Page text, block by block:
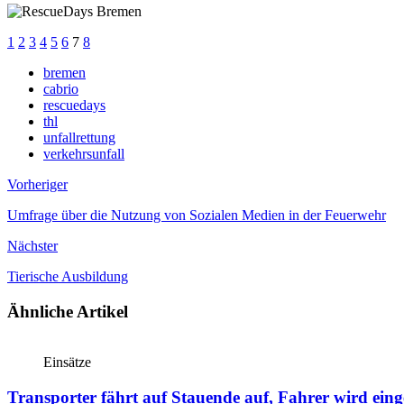
1 2 3 4 5 6 7 8
bremen
cabrio
rescuedays
thl
unfallrettung
verkehrsunfall
Vorheriger
Umfrage über die Nutzung von Sozialen Medien in der Feuerwehr
Nächster
Tierische Ausbildung
Ähnliche Artikel
Einsätze
Transporter fährt auf Stauende auf, Fahrer wird